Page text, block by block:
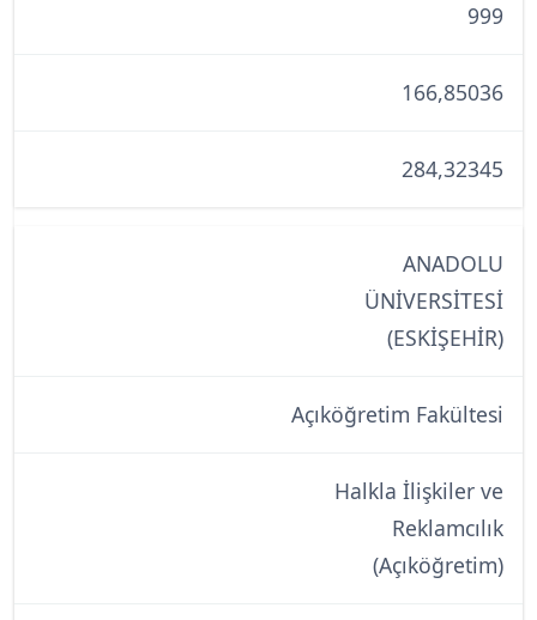
999
166,85036
284,32345
ANADOLU
ÜNİVERSİTESİ
(ESKİŞEHİR)
Açıköğretim Fakültesi
Halkla İlişkiler ve
Reklamcılık
(Açıköğretim)